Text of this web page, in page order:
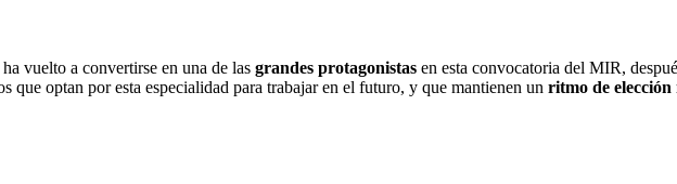
ha vuelto a convertirse en una de las grandes protagonistas en esta convocatoria del MIR,
que optan por esta especialidad para trabajar en el futuro, y que mantienen un ritmo de